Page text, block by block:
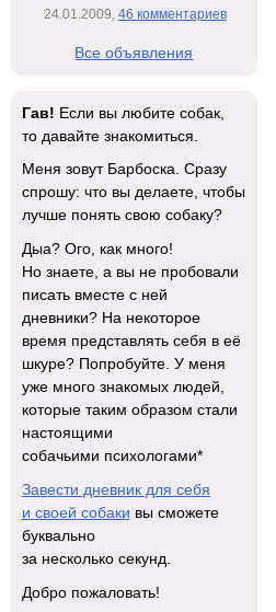
24.01.2009, 46 комментариев
Все объявления
Гав! Если вы любите собак,
то давайте знакомиться.
Меня зовут Барбоска. Сразу
спрошу: что вы делаете, чтобы
лучше понять свою собаку?
Дыа? Ого, как много!
Но знаете, а вы не пробовали
писать вместе с ней
дневники? На некоторое
время представлять себя в её
шкуре? Попробуйте. У меня
уже много знакомых людей,
которые таким образом стали
настоящими
собачьими психологами*
Завести дневник для себя
и своей собаки вы сможете
буквально
за несколько секунд.
Добро пожаловать!